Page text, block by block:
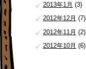
2013年1月 (3)
2012年12月 (7)
2012年11月 (2)
2012年10月 (6)